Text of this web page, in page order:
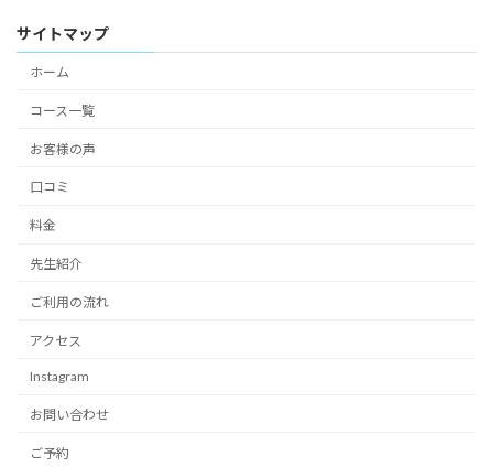
サイトマップ
ホーム
コース一覧
お客様の声
口コミ
料金
先生紹介
ご利用の流れ
アクセス
Instagram
お問い合わせ
ご予約